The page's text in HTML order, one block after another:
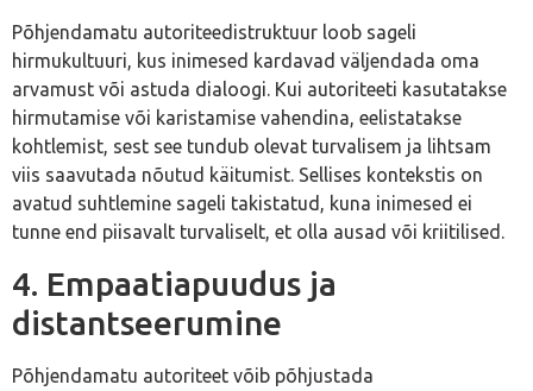
Põhjendamatu autoriteedistruktuur loob sageli
hirmukultuuri, kus inimesed kardavad väljendada oma
arvamust või astuda dialoogi. Kui autoriteeti kasutatakse
hirmutamise või karistamise vahendina, eelistatakse
kohtlemist, sest see tundub olevat turvalisem ja lihtsam
viis saavutada nõutud käitumist. Sellises kontekstis on
avatud suhtlemine sageli takistatud, kuna inimesed ei
tunne end piisavalt turvaliselt, et olla ausad või kriitilised.
4. Empaatiapuudus ja
distantseerumine
Põhjendamatu autoriteet võib põhjustada